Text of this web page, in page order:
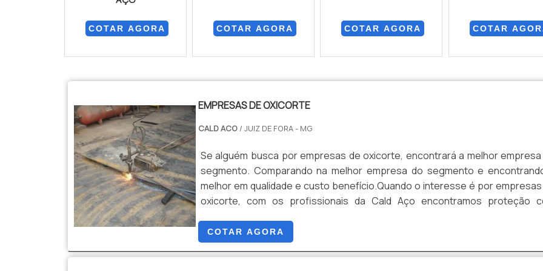
COTAR AGORA COTAR AGORA COTAR AGORA COTAR
EMPRESAS DE OXICORTE
CALD ACO / JUIZ DE FORA - MG
Se alguém busca por empresas de oxicorte, encontrará a melhor
segmento. Comparando na melhor empresa do segmento e
melhor em qualidade e custo benefício.Quando o interesse é por
oxicorte, com os profissionais da Cald Aço encontramos proteção
Cald Aço canaliza sua energia em oferecer uma estrutura com escritório de
qualidade onde são realizadas as atividades e equipamentos de última
tudo isso para garantir que se tenha empresas de oxicorte com
COTAR AGORA